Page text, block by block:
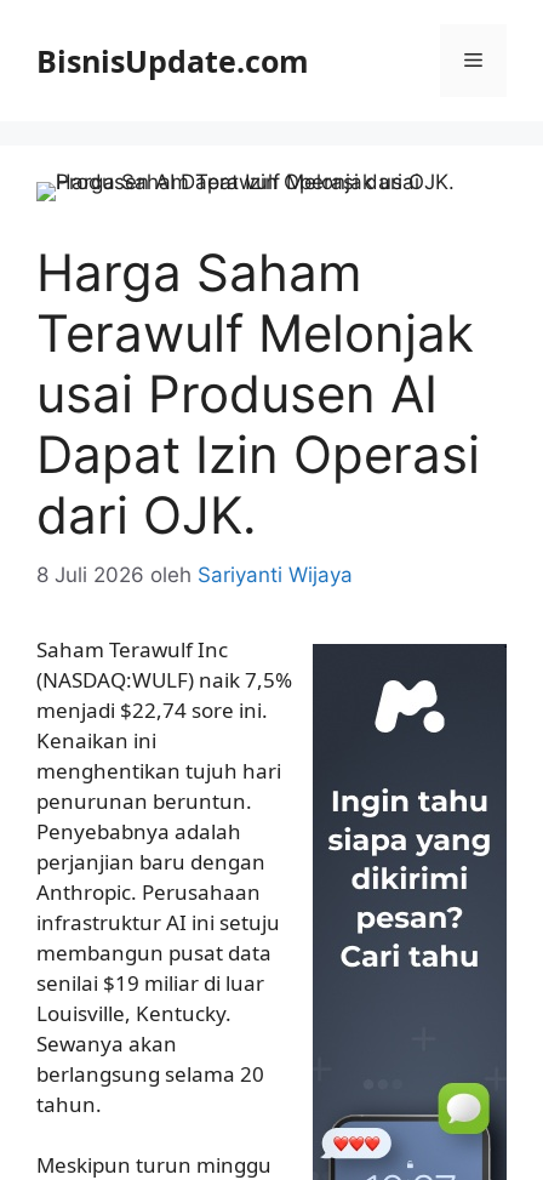
BisnisUpdate.com Menu
Harga Saham
Terawulf Melonjak
usai Produsen AI
Dapat Izin Operasi
dari OJK.
8 Juli 2026 oleh Sariyanti Wijaya
Saham Terawulf Inc
(NASDAQ:WULF) naik 7,5%
menjadi $22,74 sore ini.
Kenaikan ini
menghentikan tujuh hari
penurunan beruntun.
Penyebabnya adalah
perjanjian baru dengan
Anthropic. Perusahaan
infrastruktur AI ini setuju
membangun pusat data
senilai $19 miliar di luar
Louisville, Kentucky.
Sewanya akan
berlangsung selama 20
tahun.
Meskipun turun minggu